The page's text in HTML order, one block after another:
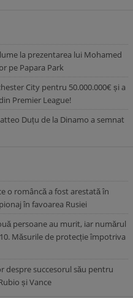
la prezentarea lui Mohamed
pe Papara Park
City pentru 50.000.000€ și a
Premier League!
Duțu de la Dinamo a semnat
o româncă a fost arestată în
în favoarea Rusiei
persoane au murit, iar numărul
Măsurile de protecție împotriva
despre succesorul său pentru
și Vance